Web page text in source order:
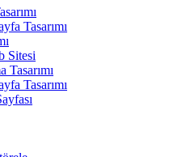
Tasarımı
Sitesi
Tasarımı